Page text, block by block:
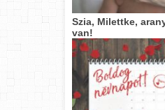
Szia, Milettke,
van!